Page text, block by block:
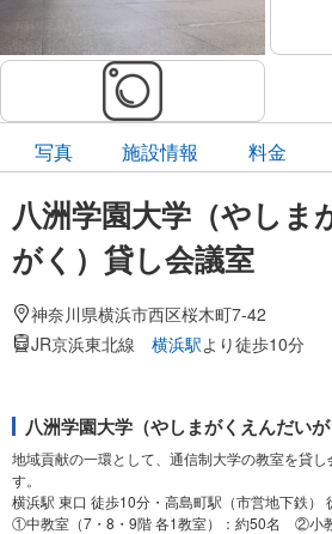
八洲学園大学（やしま
がく）貸し会議室
神奈川県横浜市西区桜木町7-42
JR京浜東北線 横浜駅より徒歩10分
写真 施設情報 料金
八洲学園大学（やしまがくえんだい
地域貢献の一環として、通信制大学の教室を貸
す。
横浜駅 東口 徒歩10分・高島町駅（市営地下鉄）
①中教室（7・8・9階 各1教室）：約50名 ②小